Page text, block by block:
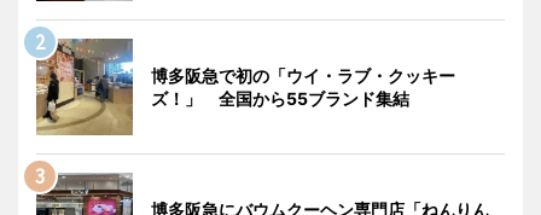
博多阪急で初の「ウイ・ラブ・クッキー
ズ！」 全国から55ブランド集結
博多阪急にバウムクーヘン専門店「ねんりん